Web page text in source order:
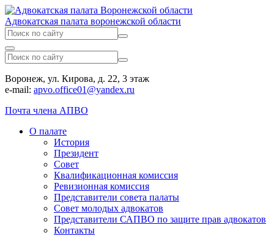
Адвокатская палата воронежской области
Воронеж, ул. Кирова, д. 22, 3 этаж
e-mail: apvo.office01@yandex.ru
Почта члена АПВО
О палате
История
Президент
Совет
Квалификационная комиссия
Ревизионная комиссия
Представители совета палаты
Совет молодых адвокатов
Представители САПВО по защите прав адвокатов
Контакты